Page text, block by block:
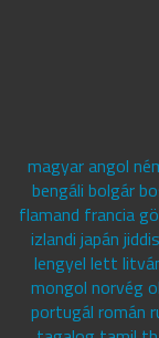
magyar angol
bengáli bolgár
flamand francia
izlandi japán
lengyel lett
mongol norvég
portugál román